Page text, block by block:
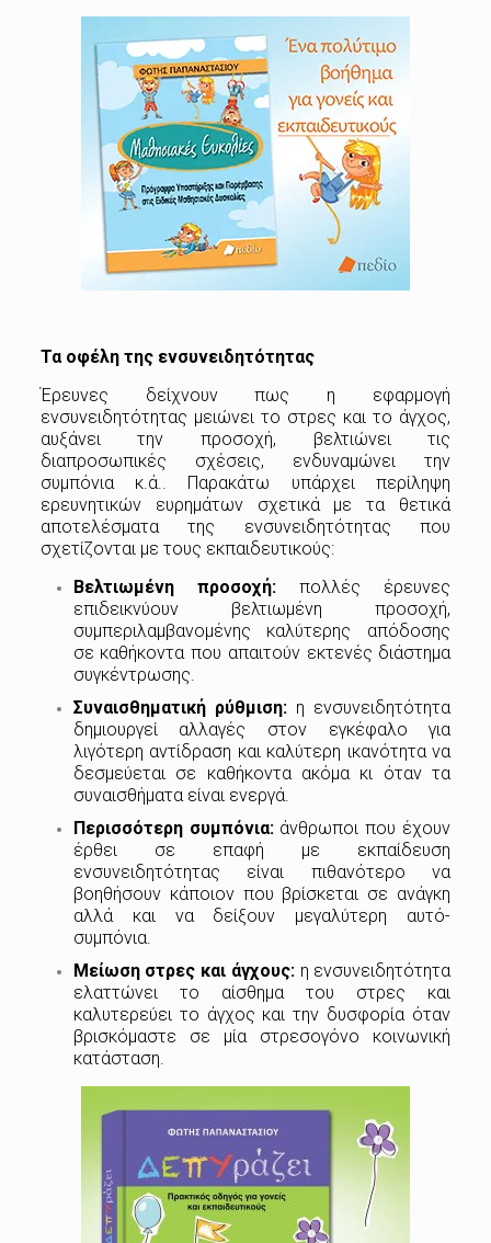
Τα οφέλη της ενσυνειδητότητας
Έρευνες δείχνουν πως η εφαρμογή
ενσυνειδητότητας μειώνει το στρες και το άγχος,
αυξάνει την προσοχή, βελτιώνει τις
διαπροσωπικές σχέσεις, ενδυναμώνει την
συμπόνια κ.ά.. Παρακάτω υπάρχει περίληψη
ερευνητικών ευρημάτων σχετικά με τα θετικά
αποτελέσματα της ενσυνειδητότητας που
σχετίζονται με τους εκπαιδευτικούς:
Βελτιωμένη προσοχή:πολλές έρευνες
επιδεικνύουν βελτιωμένη προσοχή,
συμπεριλαμβανομένης καλύτερης απόδοσης
σε καθήκοντα που απαιτούν εκτενές διάστημα
συγκέντρωσης.
Συναισθηματική ρύθμιση:η ενσυνειδητότητα
δημιουργεί αλλαγές στον εγκέφαλο για
λιγότερη αντίδραση και καλύτερη ικανότητα να
δεσμεύεται σε καθήκοντα ακόμα κι όταν τα
συναισθήματα είναι ενεργά.
Περισσότερη συμπόνια:άνθρωποι που έχουν
έρθει σε επαφή με εκπαίδευση
ενσυνειδητότητας είναι πιθανότερο να
βοηθήσουν κάποιον που βρίσκεται σε ανάγκη
αλλά και να δείξουν μεγαλύτερη αυτό-
συμπόνια.
Μείωση στρες και άγχους:η ενσυνειδητότητα
ελαττώνει το αίσθημα του στρες και
καλυτερεύει το άγχος και την δυσφορία όταν
βρισκόμαστε σε μία στρεσογόνο κοινωνική
κατάσταση.